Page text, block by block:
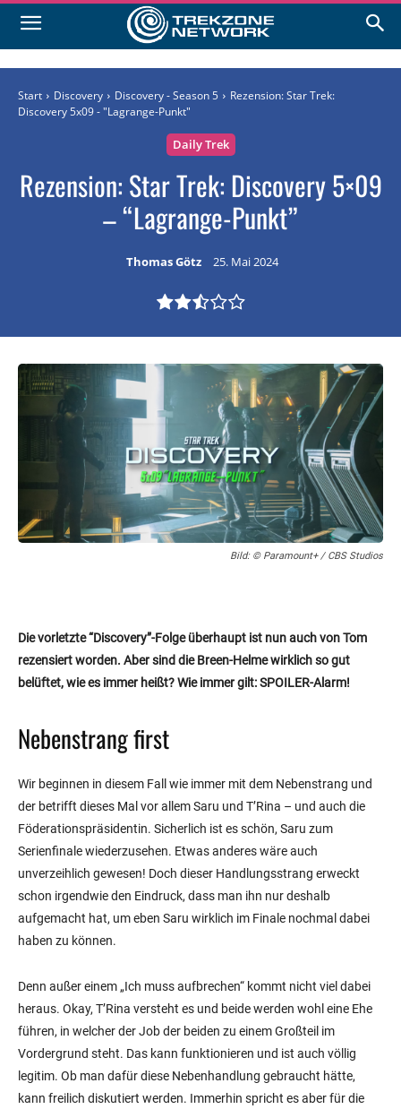
Start Discovery Discovery - Season 5
Rezension: Star Trek:
Discovery 5x09 - "Lagrange-Punkt"
Daily Trek
Rezension: Star Trek: Discovery 5×09
– “Lagrange-Punkt”
Thomas Götz 25. Mai 2024
Bild: © Paramount+ / CBS Studios
Die vorletzte “Discovery”-Folge überhaupt ist nun auch von Tom
rezensiert worden. Aber sind die Breen-Helme wirklich so gut
belüftet, wie es immer heißt? Wie immer gilt: SPOILER-Alarm!
Nebenstrang first
Wir beginnen in diesem Fall wie immer mit dem Nebenstrang und
der betrifft dieses Mal vor allem Saru und T’Rina – und auch die
Föderationspräsidentin. Sicherlich ist es schön, Saru zum
Serienfinale wiederzusehen. Etwas anderes wäre auch
unverzeihlich gewesen! Doch dieser Handlungsstrang erweckt
schon irgendwie den Eindruck, dass man ihn nur deshalb
aufgemacht hat, um eben Saru wirklich im Finale nochmal dabei
haben zu können.
Denn außer einem „Ich muss aufbrechen“ kommt nicht viel dabei
heraus. Okay, T’Rina versteht es und beide werden wohl eine Ehe
führen, in welcher der Job der beiden zu einem Großteil im
Vordergrund steht. Das kann funktionieren und ist auch völlig
legitim. Ob man dafür diese Nebenhandlung gebraucht hätte,
kann freilich diskutiert werden. Immerhin spricht es aber für die